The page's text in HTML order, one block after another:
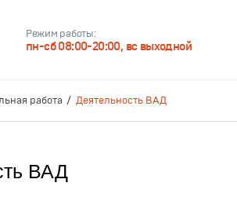
Режим работы:
пн-сб 08:00-20:00, вс выходной
работа Деятельность ВАД
ВАД